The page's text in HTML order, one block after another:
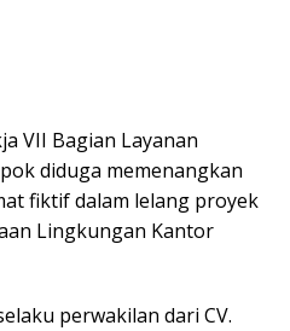
VII Bagian Layanan
diduga memenangkan
fiktif dalam lelang proyek
Lingkungan Kantor
perwakilan dari CV.